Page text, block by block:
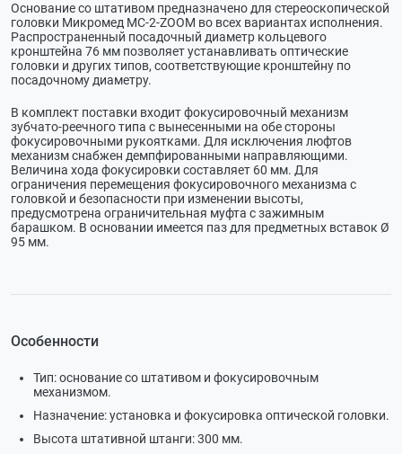
Основание со штативом предназначено для стереоскопической
головки Микромед MC-2-ZOOM во всех вариантах исполнения.
Распространенный посадочный диаметр кольцевого
кронштейна 76 мм позволяет устанавливать оптические
головки и других типов, соответствующие кронштейну по
посадочному диаметру.
В комплект поставки входит фокусировочный механизм
зубчато-реечного типа с вынесенными на обе стороны
фокусировочными рукоятками. Для исключения люфтов
механизм снабжен демпфированными направляющими.
Величина хода фокусировки составляет 60 мм. Для
ограничения перемещения фокусировочного механизма с
головкой и безопасности при изменении высоты,
предусмотрена ограничительная муфта с зажимным
барашком. В основании имеется паз для предметных вставок Ø
95 мм.
Особенности
Тип: основание со штативом и фокусировочным
механизмом.
Назначение: установка и фокусировка оптической головки.
Высота штативной штанги: 300 мм.